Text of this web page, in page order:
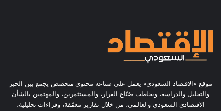
موقع «الاقتصاد السعودي» يعمل على صناعة محتوى متخصص يجمع بين الخبر
والتحليل والدراسة، ويخاطب صُنّاع القرار، والمستثمرين، والمهتمين بالشأن
الاقتصادي السعودي والعالمي، من خلال تقارير معمّقة، وقراءات تحليلية،